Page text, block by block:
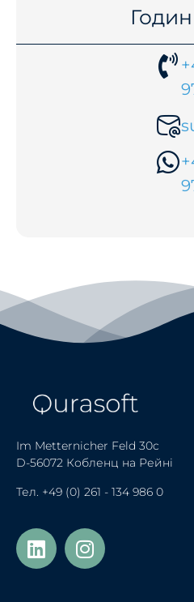
Im Metternicher Feld 30c
D-56072 Кобленц на Рейні
Тел. +49 (0) 261 - 134 986 0